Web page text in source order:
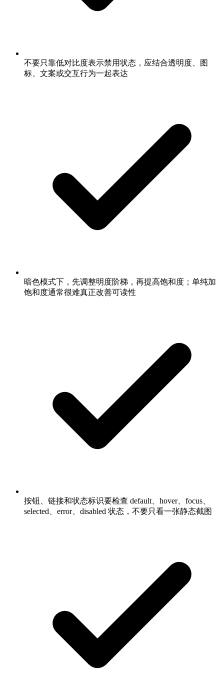
不要只靠低对比度表示禁用状态，应结合透明度、图
标、文案或交互行为一起表达
暗色模式下，先调整明度阶梯，再提高饱和度；单纯加
饱和度通常很难真正改善可读性
按钮、链接和状态标识要检查 default、hover、focus、
selected、error、disabled 状态，不要只看一张静态截图